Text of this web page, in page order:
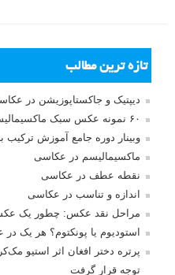
تازه ترین مطالب
دیپتیک و جاکستا‌پوزیشن در
۶۰ نمونه عکس سبک ماکسیمالیسم
وبینار دوره جامع آموزش
ماکسیمالیسم در عکاسی
نقطه عطف در عکاسی
اندازه و تناسب در عکاسی
مراحل نقد عکس: چطور یک عکس
استودیوم یا پونکتوم؟ هر یک
پرتره دختر افغان اثر استیو
توجه قرار گرفت